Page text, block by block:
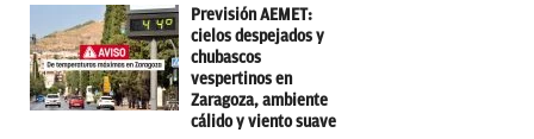
Previsión AEMET:
cielos despejados y
chubascos
vespertinos en
Zaragoza, ambiente
cálido y viento suave